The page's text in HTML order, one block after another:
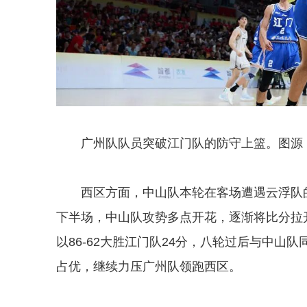
广州队队员突破江门队的防守上篮。图源
西区方面，中山队本轮在客场遭遇云浮
下半场，中山队攻势多点开花，逐渐将比分
以86-62大胜江门队24分，八轮过后与中山
占优，继续力压广州队领跑西区。